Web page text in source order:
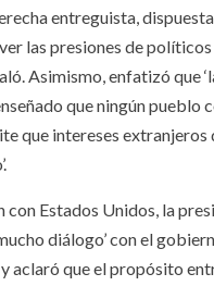
entreguista,
las presiones de políticos
Asimismo, enfatizó que
que ningún pueblo
que intereses extranjeros
con Estados Unidos, la
diálogo’ con el
aclaró que el propósito